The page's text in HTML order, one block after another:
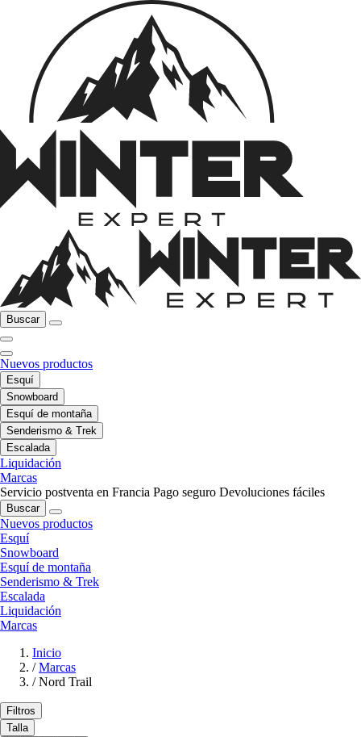
Buscar
Nuevos productos
Esquí
Snowboard
Esquí de montaña
Senderismo & Trek
Escalada
Liquidación
Marcas
Servicio postventa en Francia Pago seguro Devoluciones fáciles
Buscar
Nuevos productos
Esquí
Snowboard
Esquí de montaña
Senderismo & Trek
Escalada
Liquidación
Marcas
Inicio
/ Marcas
/ Nord Trail
Filtros
Talla